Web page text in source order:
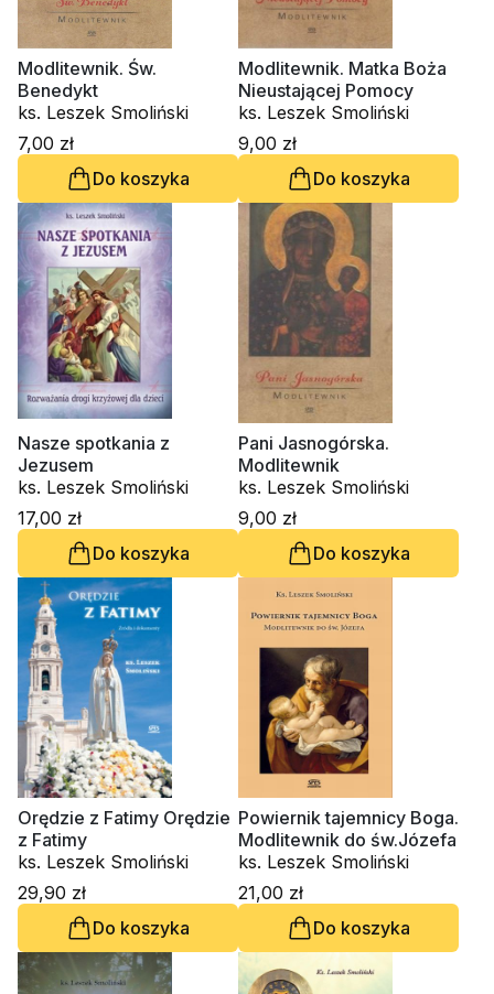
Modlitewnik. Św.
Benedykt
ks. Leszek Smoliński
7,00 zł
Do koszyka
Modlitewnik. Matka Boża
Nieustającej Pomocy
ks. Leszek Smoliński
9,00 zł
Do koszyka
Nasze spotkania z
Jezusem
ks. Leszek Smoliński
17,00 zł
Do koszyka
Pani Jasnogórska.
Modlitewnik
ks. Leszek Smoliński
9,00 zł
Do koszyka
Orędzie z Fatimy Orędzie
z Fatimy
ks. Leszek Smoliński
29,90 zł
Do koszyka
Powiernik tajemnicy Boga.
Modlitewnik do św.Józefa
ks. Leszek Smoliński
21,00 zł
Do koszyka